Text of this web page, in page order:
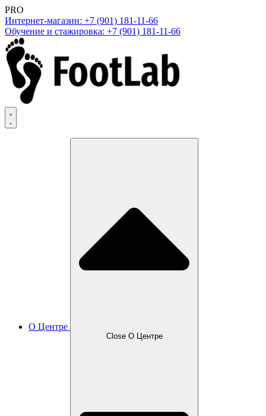
PRO
Интернет-магазин: +7 (901) 181-11-66
Обучение и стажировка: +7 (901) 181-11-66
О Центре
Close О Центре